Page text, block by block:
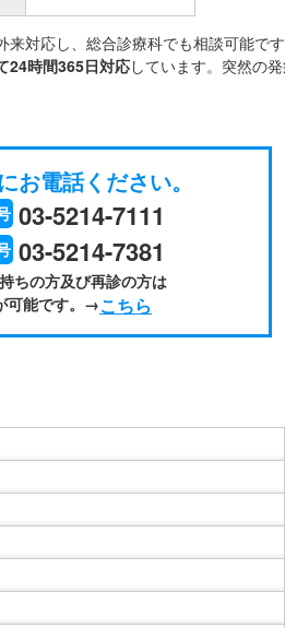
来対応し、総合診療科でも相談可能で
24時間365日対応しています。突然の
お電話ください。
03-5214-7111
03-5214-7381
ちの方及び再診の方は
可能です。→こちら